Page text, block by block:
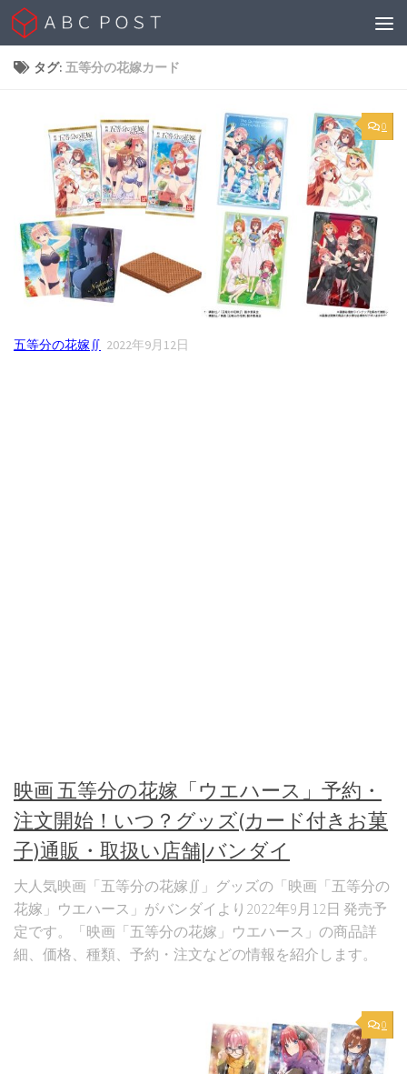
Skip to content
タグ: 五等分の花嫁カード
0
五等分の花嫁∬ 2022年9月12日
映画 五等分の花嫁「ウエハース」予約・
注文開始！いつ？グッズ(カード付きお菓
子)通販・取扱い店舗|バンダイ
大人気映画「五等分の花嫁∬」グッズの「映画「五等分の
花嫁」ウエハース」がバンダイより2022年9月12日 発売予
定です。「映画「五等分の花嫁」ウエハース」の商品詳
細、価格、種類、予約・注文などの情報を紹介します。
0